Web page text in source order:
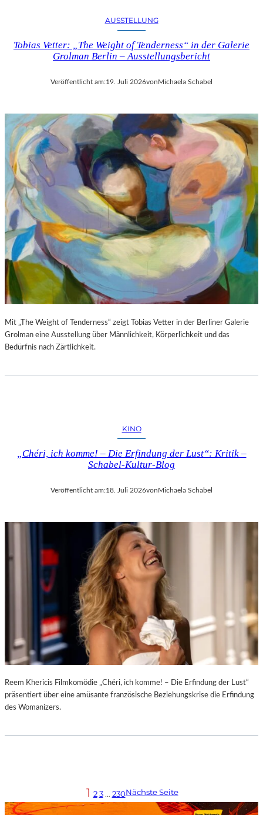
AUSSTELLUNG
Tobias Vetter: „The Weight of Tenderness“ in der Galerie
Grolman Berlin – Ausstellungsbericht
Veröffentlicht am:19. Juli 2026von Michaela Schabel
Mit „The Weight of Tenderness“ zeigt Tobias Vetter in der Berliner Galerie
Grolman eine Ausstellung über Männlichkeit, Körperlichkeit und das
Bedürfnis nach Zärtlichkeit.
KINO
„Chéri, ich komme! – Die Erfindung der Lust“: Kritik –
Schabel-Kultur-Blog
Veröffentlicht am:18. Juli 2026vonMichaela Schabel
Reem Khericis Filmkomödie „Chéri, ich komme! – Die Erfindung der Lust“
präsentiert über eine amüsante französische Beziehungskrise die Erfindung
des Womanizers.
1 2 3 … 230Nächste Seite